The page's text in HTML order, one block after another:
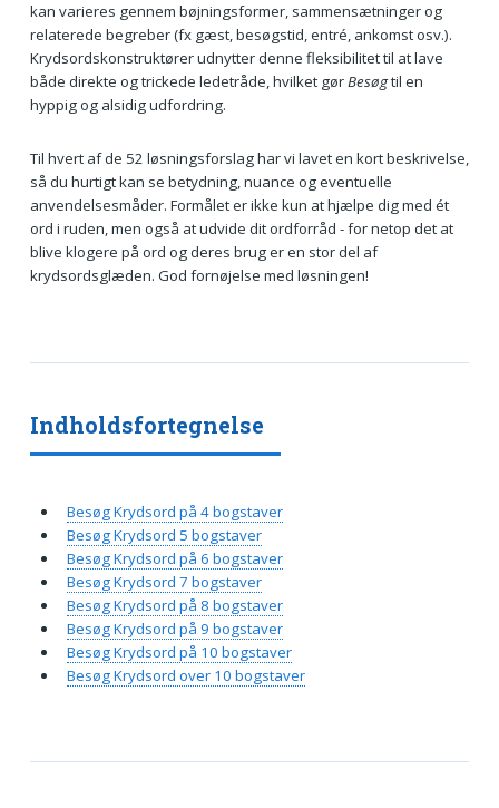
kan varieres gennem bøjningsformer, sammensætninger og
relaterede begreber (fx gæst, besøgstid, entré, ankomst osv.).
Krydsordskonstruktører udnytter denne fleksibilitet til at lave
både direkte og trickede ledetråde, hvilket gørBesøgtil en
hyppig og alsidig udfordring.
Til hvert af de 52 løsningsforslag har vi lavet en kort beskrivelse,
så du hurtigt kan se betydning, nuance og eventuelle
anvendelsesmåder. Formålet er ikke kun at hjælpe dig med ét
ord i ruden, men også at udvide dit ordforråd - for netop det at
blive klogere på ord og deres brug er en stor del af
krydsordsglæden. God fornøjelse med løsningen!
Indholdsfortegnelse
Besøg Krydsord på 4 bogstaver
Besøg Krydsord 5 bogstaver
Besøg Krydsord på 6 bogstaver
Besøg Krydsord 7 bogstaver
Besøg Krydsord på 8 bogstaver
Besøg Krydsord på 9 bogstaver
Besøg Krydsord på 10 bogstaver
Besøg Krydsord over 10 bogstaver